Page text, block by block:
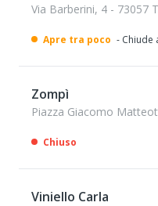
Via Barberini, 4 - 73057
Apre tra poco - Chiude
Zompì
Piazza Giacomo
Chiuso
Viniello Carla